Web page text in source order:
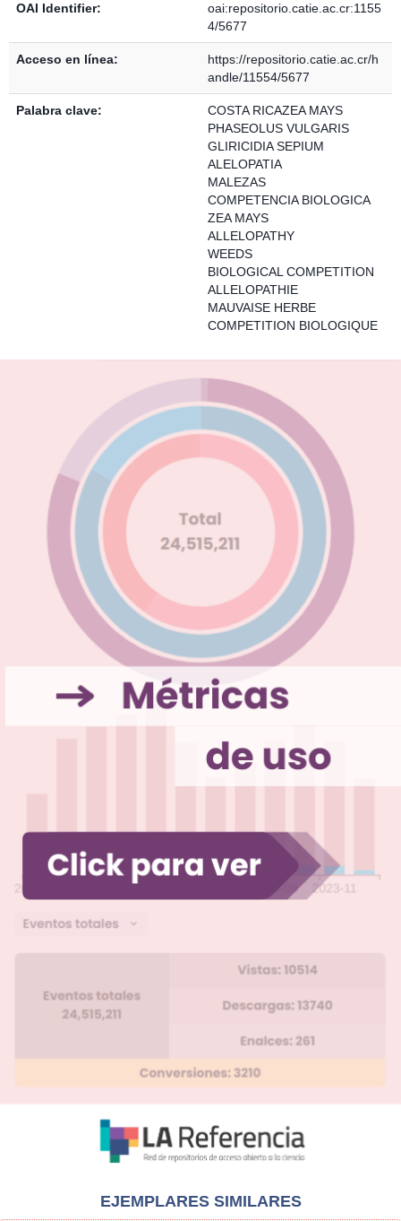
OAI Identifier:
oai:repositorio.catie.ac.cr:1155
4/5677
Acceso en línea:
https://repositorio.catie.ac.cr/h
andle/11554/5677
Palabra clave:
COSTA RICAZEA MAYS
PHASEOLUS VULGARIS
GLIRICIDIA SEPIUM
ALELOPATIA
MALEZAS
COMPETENCIA BIOLOGICA
ZEA MAYS
ALLELOPATHY
WEEDS
BIOLOGICAL COMPETITION
ALLELOPATHIE
MAUVAISE HERBE
COMPETITION BIOLOGIQUE
EJEMPLARES SIMILARES